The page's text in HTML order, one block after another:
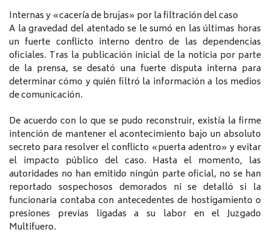
Internas y «cacería de brujas» por la filtración del caso
A la gravedad del atentado se le sumó en las últimas horas
un fuerte conflicto interno dentro de las dependencias
oficiales. Tras la publicación inicial de la noticia por parte
de la prensa, se desató una fuerte disputa interna para
determinar cómo y quién filtró la información a los medios
de comunicación.
De acuerdo con lo que se pudo reconstruir, existía la firme
intención de mantener el acontecimiento bajo un absoluto
secreto para resolver el conflicto «puerta adentro» y evitar
el impacto público del caso. Hasta el momento, las
autoridades no han emitido ningún parte oficial, no se han
reportado sospechosos demorados ni se detalló si la
funcionaria contaba con antecedentes de hostigamiento o
presiones previas ligadas a su labor en el Juzgado
Multifuero.